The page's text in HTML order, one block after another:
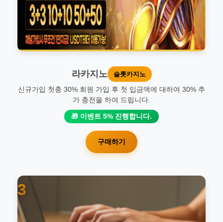
라카지노 슬롯카지노
신규가입 첫충 30% 회원 가입 후 첫 입금액에 대하여 30% 추
가 충전을 하여 드립니다.
🎁 이벤트 5% 진행합니다.
구매하기
3